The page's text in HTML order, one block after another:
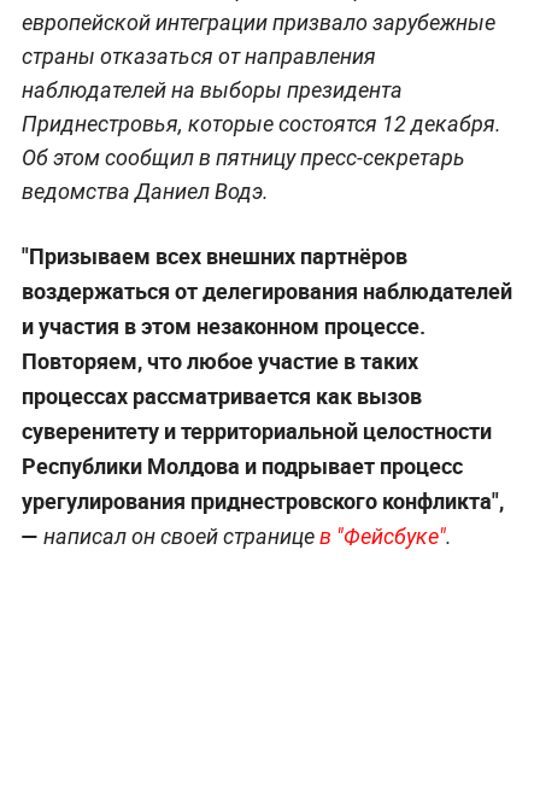
европейской интеграции призвало зарубежные
страны отказаться от направления
наблюдателей на выборы президента
Приднестровья, которые состоятся 12 декабря.
Об этом сообщил в пятницу пресс-секретарь
ведомства Даниел Водэ.
"Призываем всех внешних партнёров
воздержаться от делегирования наблюдателей
и участия в этом незаконном процессе.
Повторяем, что любое участие в таких
процессах рассматривается как вызов
суверенитету и территориальной целостности
Республики Молдова и подрывает процесс
урегулирования приднестровского конфликта",
— написал он своей страницев "Фейсбуке".